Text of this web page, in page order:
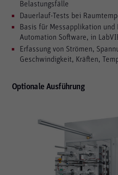
Belastungsfälle
Dauerlauf-Tests bei
Basis für Messapplikation und
Automation Software, in
Erfassung von Strömen,
Geschwindigkeit, Kräften,
Optionale Ausführung